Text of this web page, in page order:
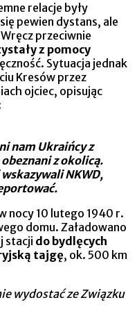
relacje były
pewien dystans, ale
przeciwnie
z pomocy
Sytuacja jednak
Kresów przez
ojciec, opisując
nam Ukraińcy z
z okolicą.
NKWD,
nocy 10 lutego 1940 r.
domu. Załadowano
stacji do bydlęcych
tajgę, ok. 500 km
wydostać ze Związku